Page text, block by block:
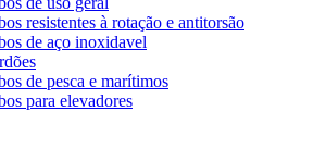
resistentes à rotação e antitorsão
de aço inoxidavel
de pesca e marítimos
para elevadores